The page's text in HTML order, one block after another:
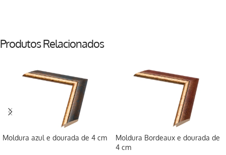
Produtos Relacionados
Moldura azul e dourada de 4 cm
Moldura Bordeaux e dourada de
4 cm